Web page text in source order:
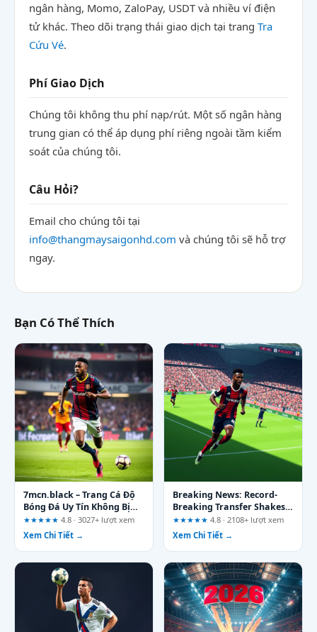
ngân hàng, Momo, ZaloPay, USDT và nhiều ví điện
tử khác. Theo dõi trạng thái giao dịch tại trang Tra
Cứu Vé.
Phí Giao Dịch
Chúng tôi không thu phí nạp/rút. Một số ngân hàng
trung gian có thể áp dụng phí riêng ngoài tầm kiểm
soát của chúng tôi.
Câu Hỏi?
Email cho chúng tôi tại
info@thangmaysaigonhd.com và chúng tôi sẽ hỗ trợ
ngay.
Bạn Có Thể Thích
7mcn.black – Trang Cá Độ
Bóng Đá Uy Tín Không Bị
Chặn 2026
★★★★★ 4.8 · 3027+ lượt xem
Xem Chi Tiết →
Breaking News: Record-
Breaking Transfer Shakes
European Football – A
Reality Check
★★★★★ 4.8 · 2108+ lượt xem
Xem Chi Tiết →